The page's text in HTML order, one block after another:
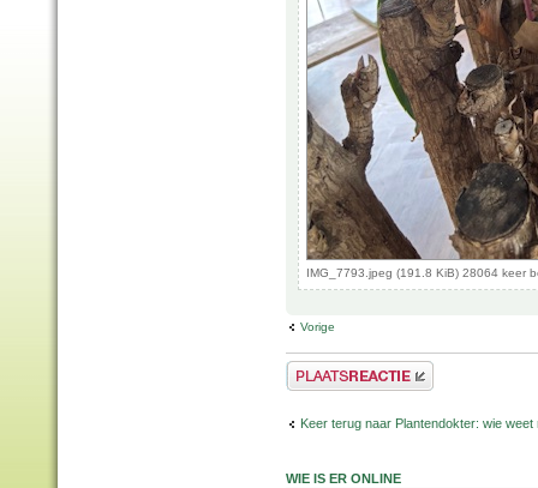
IMG_7793.jpeg (191.8 KiB) 28064 keer
Vorige
Plaats een reactie
Keer terug naar Plantendokter: wie weet
WIE IS ER ONLINE